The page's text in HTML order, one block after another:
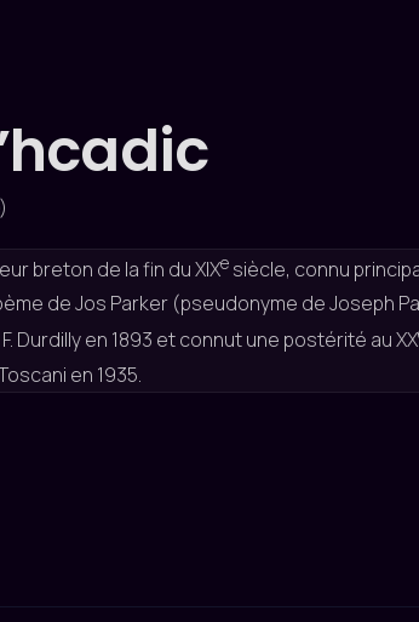
breton de la fin du XIXe siècle, connu
de Jos Parker (pseudonyme de Joseph
Durdilly en 1893 et connut une postérité au XX
en 1935.